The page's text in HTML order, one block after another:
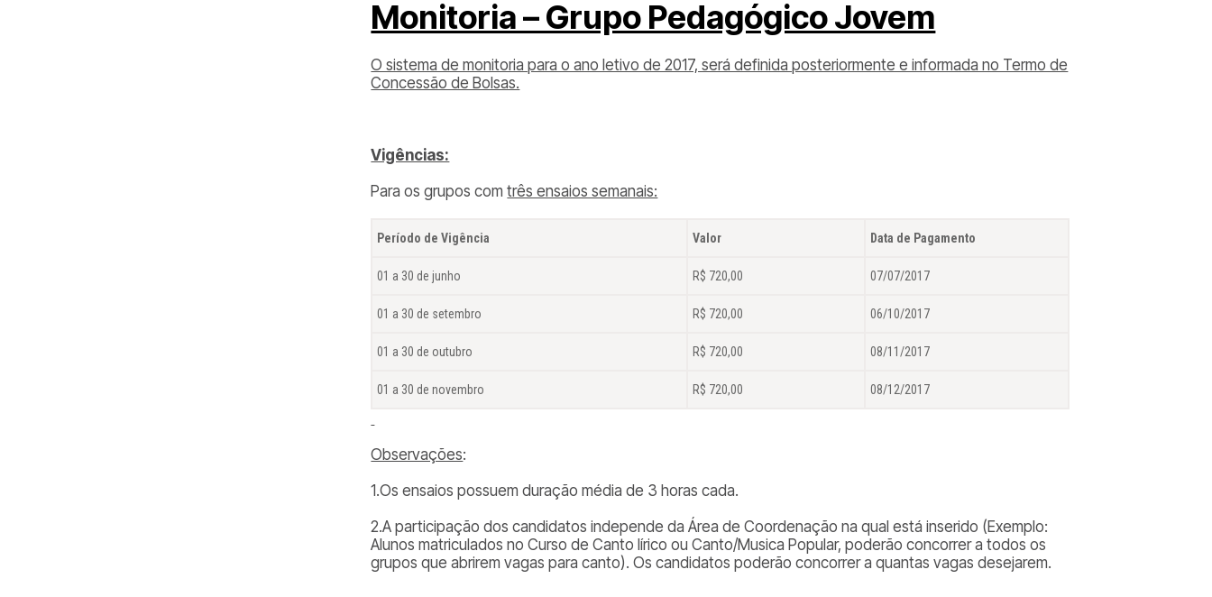
Monitoria – Grupo Pedagógico Jovem
O sistema de monitoria para o ano letivo de 2017, será definida posteriormente e informada no Termo de
Concessão de Bolsas.
Vigências:
Para os grupos comtrês ensaios semanais:
Período de Vigência Valor Data de Pagamento
01 a 30 de junho R$ 720,00 07/07/2017
01 a 30 de setembro R$ 720,00 06/10/2017
01 a 30 de outubro R$ 720,00 08/11/2017
01 a 30 de novembro R$ 720,00 08/12/2017
Observações:
1.Os ensaios possuem duração média de 3 horas cada.
2.A participação dos candidatos independe da Área de Coordenação na qual está inserido (Exemplo:
Alunos matriculados no Curso de Canto lírico ou Canto/Musica Popular, poderão concorrer a todos os
grupos que abrirem vagas para canto). Os candidatos poderão concorrer a quantas vagas desejarem.